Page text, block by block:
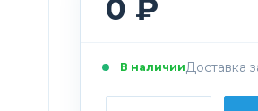
0 ₽
В наличииДоставка